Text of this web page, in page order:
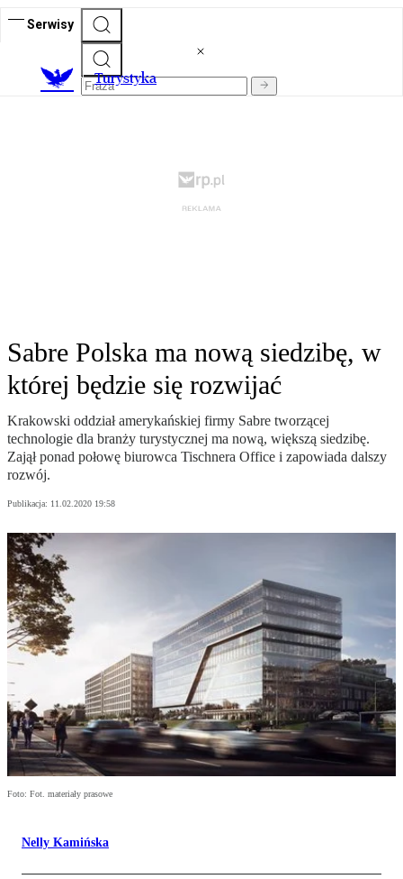
Serwisy
Turystyka
Sabre Polska ma nową siedzibę, w
której będzie się rozwijać
Krakowski oddział amerykańskiej firmy Sabre tworzącej
technologie dla branży turystycznej ma nową, większą siedzibę.
Zajął ponad połowę biurowca Tischnera Office i zapowiada dalszy
rozwój.
Publikacja: 11.02.2020 19:58
Foto: Fot. materiały prasowe
Nelly Kamińska